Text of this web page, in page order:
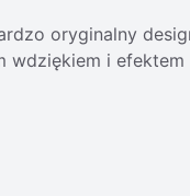
oryginalny
wdziękiem i efektem